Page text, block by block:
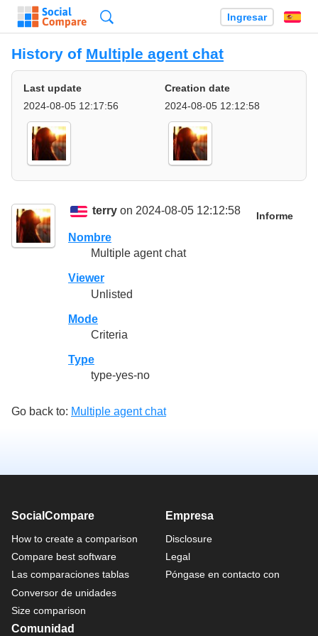
Ingresar
History of Multiple agent chat
Last update
2024-08-05 12:17:56
Creation date
2024-08-05 12:12:58
terry on 2024-08-05 12:12:58 Informe
Nombre
Multiple agent chat
Viewer
Unlisted
Mode
Criteria
Type
type-yes-no
Go back to: Multiple agent chat
SocialCompare
How to create a comparison
Compare best software
Las comparaciones tablas
Conversor de unidades
Size comparison
Empresa
Disclosure
Legal
Póngase en contacto con
Comunidad